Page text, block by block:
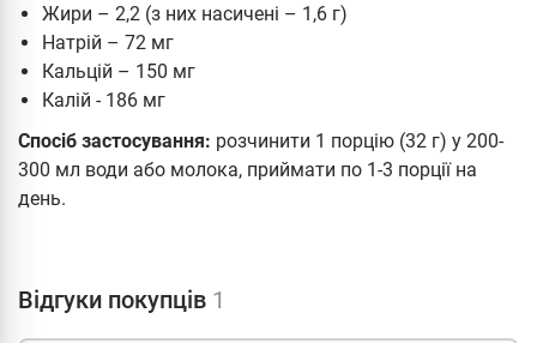
Жири – 2,2 (з них насичені – 1,6 г)
Натрій – 72 мг
Кальцій – 150 мг
Калій - 186 мг
Спосіб застосування: розчинити 1 порцію (32 г) у 200-
300 мл води або молока, приймати по 1-3 порції на
день.
Відгуки покупців 1